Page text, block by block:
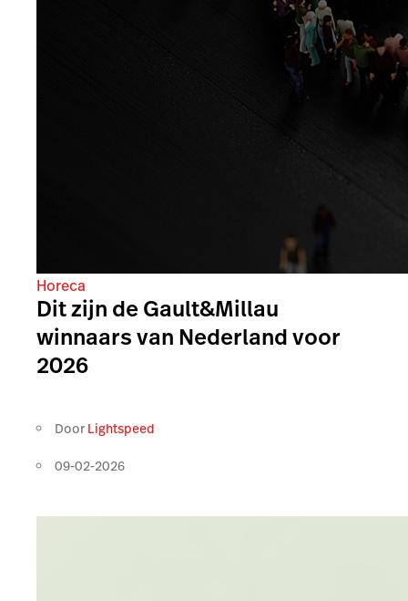
Horeca
Dit zijn de Gault&Millau
winnaars van Nederland voor
2026
Door Lightspeed
09-02-2026